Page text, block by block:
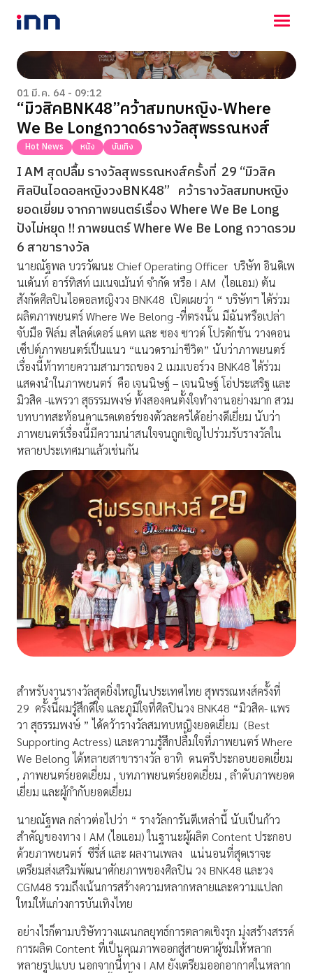
NEWS
ENTERTAINMENT
LIFESTYLE
HOROSCOPE
LOTTERY
VIDEO
ร่วมด้วยช่วยกัน
01 มี.ค. 64 - 09:12
“มิวสิคBNK48”คว้าสมทบหญิง-Where
We Be Longกวาด6รางวัลสุพรรณหงส์
Hot News หนัง บันเทิง
I AM สุดปลื้ม รางวัลสุพรรณหงส์ครั้งที่ 29 “มิวสิค
ศิลปินไอดอลหญิงวงBNK48” คว้ารางวัลสมทบหญิง
ยอดเยี่ยม จากภาพยนตร์เรื่อง Where We Be Long
ปังไม่หยุด !! ภาพยนตร์ Where We Be Long กวาดรวม
6 สาขารางวัล
นายณัฐพล บวรวัฒนะ Chief Operating Officer บริษัท อินดิเพ
นเด้นท์ อาร์ทิสท์ เมเนจเม้นท์ จำกัด หรือ I AM (ไอแอม) ต้น
สังกัดศิลปินไอดอลหญิงวง BNK48 เปิดเผยว่า “ บริษัทฯ ได้ร่วม
ผลิตภาพยนตร์ Where We Belong -ที่ตรงนั้น มีฉันหรือเปล่า
จับมือ ฟิล์ม สไลด์เดอร์ แคท และ ซอง ซาวด์ โปรดักชัน วางคอน
เซ็ปต์ภาพยนตร์เป็นแนว “แนวดราม่าชีวิต” นับว่าภาพยนตร์
เรื่องนี้ท้าทายความสามารถของ 2 เมมเบอร์วง BNK48 ได้ร่วม
แสดงนำในภาพยนตร์ คือ เจนนิษฐ์ – เจนนิษฐ์ โอ่ประเสริฐ และ
มิวสิค -แพรวา สุธรรมพงษ์ ทั้งสองคนตั้งใจทำงานอย่างมาก สวม
บทบาทสะท้อนคาแรคเตอร์ของตัวละครได้อย่างดีเยี่ยม นับว่า
ภาพยนตร์เรื่องนี้มีความน่าสนใจจนถูกเชิญไปร่วมรับรางวัลใน
หลายประเทศมาแล้วเช่นกัน
​สำหรับงานรางวัลสุดยิ่งใหญ่ในประเทศไทย สุพรรณหงส์ครั้งที่
29 ครั้งนี้ผมรู้สึกดีใจ และภูมิใจที่ศิลปินวง BNK48 “มิวสิค- แพร
วา สุธรรมพงษ์ ” ได้คว้ารางวัลสมทบหญิงยอดเยี่ยม (Best
Supporting Actress) และความรู้สึกปลื้มใจที่ภาพยนตร์ Where
We Belong ได้หลายสาขารางวัล อาทิ ดนตรีประกอบยอดเยี่ยม
, ภาพยนตร์ยอดเยี่ยม , บทภาพยนตร์ยอดเยี่ยม , ลำดับภาพยอด
เยี่ยม และผู้กำกับยอดเยี่ยม
นายณัฐพล กล่าวต่อไปว่า “ รางวัลการันตีเหล่านี้ นับเป็นก้าว
สำคัญของทาง I AM (ไอแอม) ในฐานะผู้ผลิต Content ประกอบ
ด้วยภาพยนตร์ ซีรี่ส์ และ ผลงานเพลง
แน่นอนที่สุดเราจะ
เตรียมส่งเสริมพัฒนาศักยภาพของศิลปิน วง BNK48 และวง
CGM48 รวมถึงเน้นการสร้างความหลากหลายและความแปลก
ใหม่ให้แก่วงการบันเทิงไทย
อย่างไรก็ตามบริษัทวางแผนกลยุทธ์การตลาดเชิงรุก มุ่งสร้างสรรค์
การผลิต Content ที่เป็นคุณภาพออกสู่สายตาผู้ชมให้หลาก
หลายรูปแบบ นอกจากนี้ทาง I AM ยังเตรียมออกอากาศในหลาก